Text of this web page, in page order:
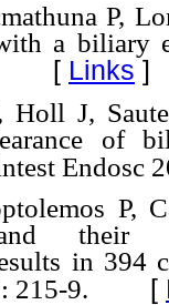
P,
a biliary
[ Links ]
Holl J,
of
Endosc
P,
their
in 394
215-9. [